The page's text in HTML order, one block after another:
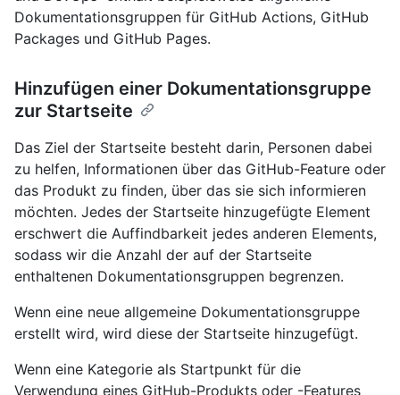
Dokumentationsgruppen für GitHub Actions, GitHub
Packages und GitHub Pages.
Hinzufügen einer Dokumentationsgruppe
zur Startseite
Das Ziel der Startseite besteht darin, Personen dabei
zu helfen, Informationen über das GitHub-Feature oder
das Produkt zu finden, über das sie sich informieren
möchten. Jedes der Startseite hinzugefügte Element
erschwert die Auffindbarkeit jedes anderen Elements,
sodass wir die Anzahl der auf der Startseite
enthaltenen Dokumentationsgruppen begrenzen.
Wenn eine neue allgemeine Dokumentationsgruppe
erstellt wird, wird diese der Startseite hinzugefügt.
Wenn eine Kategorie als Startpunkt für die
Verwendung eines GitHub-Produkts oder -Features